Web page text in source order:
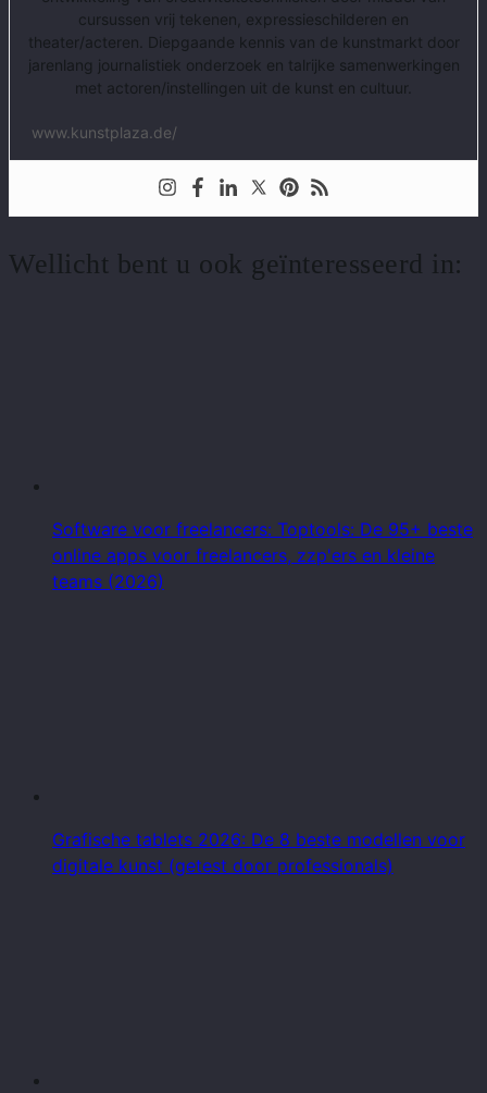
cursussen vrij tekenen, expressieschilderen en
theater/acteren. Diepgaande kennis van de kunstmarkt door
jarenlang journalistiek onderzoek en talrijke samenwerkingen
met actoren/instellingen uit de kunst en cultuur.
www.kunstplaza.de/
Wellicht bent u ook geïnteresseerd in:
Software voor freelancers: Toptools: De 95+ beste
online apps voor freelancers, zzp'ers en kleine
teams (2026)
Grafische tablets 2026: De 8 beste modellen voor
digitale kunst (getest door professionals)